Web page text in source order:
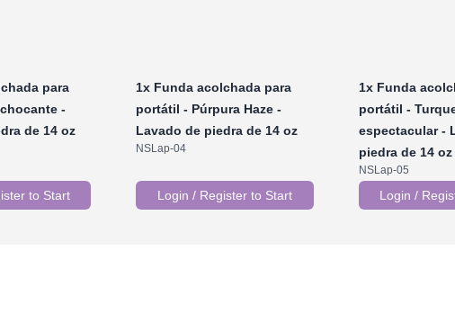
para
-
de 14 oz
to Start
1x Funda acolchada para
portátil - Púrpura Haze -
Lavado de piedra de 14 oz
NSLap-04
Login / Register to Start
1xFunda
portátil -
espectacular -
piedra de 14 oz
NSLap-05
Login /